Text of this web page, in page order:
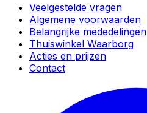
Veelgestelde vragen
Algemene voorwaarden
Belangrijke mededelingen
Thuiswinkel Waarborg
Acties en prijzen
Contact